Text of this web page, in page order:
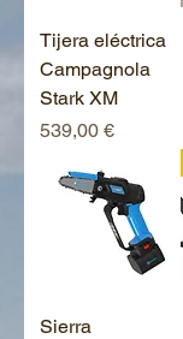
Tijera eléctrica
Campagnola
Stark XM
Prix
539,00 €
Sierra